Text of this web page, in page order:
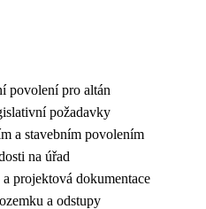
povolení pro altán
požadavky
a stavebním povolením
na úřad
projektová dokumentace
a odstupy